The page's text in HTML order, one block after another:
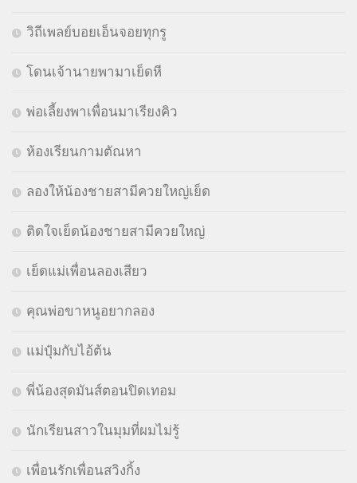
วิถีเพลย์บอยเอ็นจอยทุกรู
โดนเจ้านายพามาเย็ดหี
พ่อเลี้ยงพาเพื่อนมาเรียงคิว
ห้องเรียนกามตัณหา
ลองให้น้องชายสามีควยใหญ่เย็ด
ติดใจเย็ดน้องชายสามีควยใหญ่
เย็ดแม่เพื่อนลองเสียว
คุณพ่อขาหนูอยากลอง
แม่ปุ๋มกับไอ้ต้น
พี่น้องสุดมันส์ตอนปิดเทอม
นักเรียนสาวในมุมที่ผมไม่รู้
เพื่อนรักเพื่อนสวิงกิ้ง